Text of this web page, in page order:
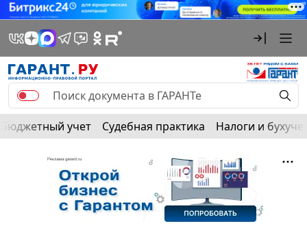
Бюджетный учет Судебная практика Налоги и